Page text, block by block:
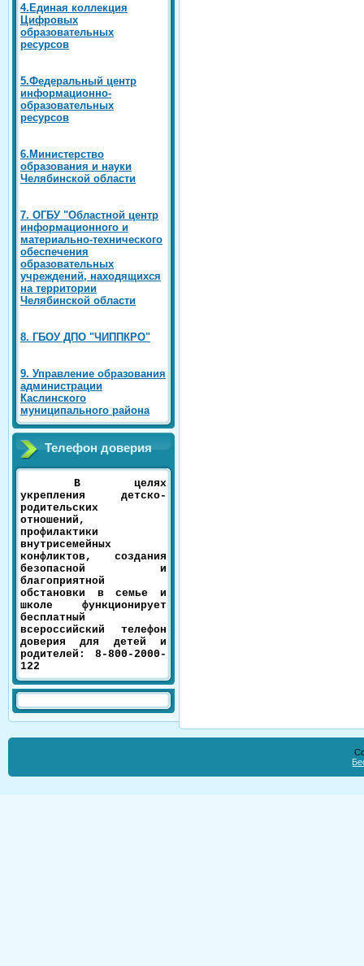
4.Единая коллекция
Цифровых
образовательных
ресурсов
5.Федеральный центр
информационно-
образовательных
ресурсов
6.Министерство
образования и науки
Челябинской области
7. ОГБУ "Областной центр
информационного и
материально-технического
обеспечения
образовательных
учреждений, находящихся
на территории
Челябинской области
8. ГБОУ ДПО "ЧИППКРО"
9. Управление образования
администрации
Каслинского
муниципального района
Телефон доверия
В целях
укрепления детско-
родительских
отношений,
профилактики
внутрисемейных
конфликтов, создания
безопасной и
благоприятной
обстановки в семье и
школе функционирует
бесплатный
всероссийский телефон
доверия для детей и
родителей: 8-800-2000-
122